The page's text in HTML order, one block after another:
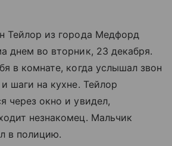
Тейлор из города Медфорд
днем во вторник, 23 декабря.
в комнате, когда услышал звон
шаги на кухне. Тейлор
через окно и увидел,
незнакомец. Мальчик
в полицию.